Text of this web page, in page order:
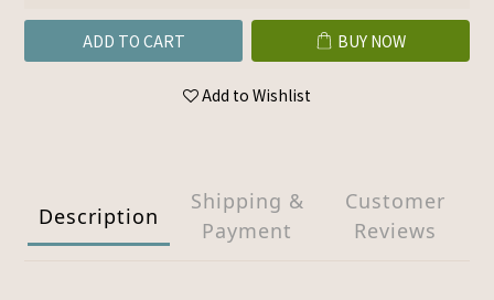
ADD TO CART BUY NOW
Add to Wishlist
Description
Shipping &
Payment
Customer
Reviews